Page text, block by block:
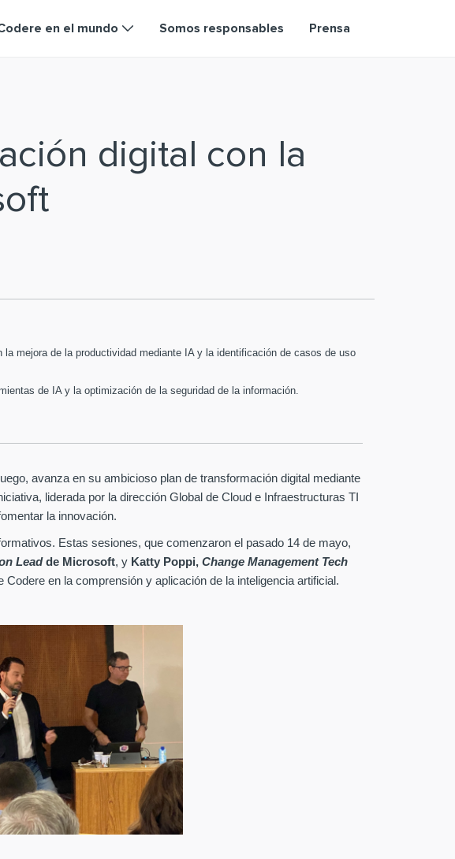
en el mundo Somos responsables Prensa
digital con la
mejora de la productividad mediante IA y la identificación de casos de uso
de IA y la optimización de la seguridad de la información.
avanza en su ambicioso plan de transformación digital mediante
liderada por la dirección Global de Cloud e Infraestructuras TI
la innovación.
Estas sesiones, que comenzaron el pasado 14 de mayo,
Leadde Microsoft, y Katty Poppi, Change Management Tech
en la comprensión y aplicación de la inteligencia artificial.